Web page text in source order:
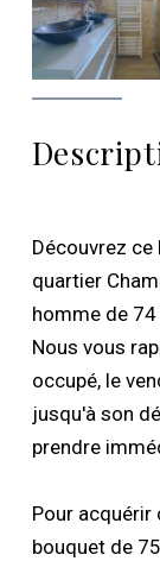
Découvrez ce
quartier
homme de 74
Nous vous
occupé, le
jusqu'à son
prendre
Pour acquérir
bouquet de